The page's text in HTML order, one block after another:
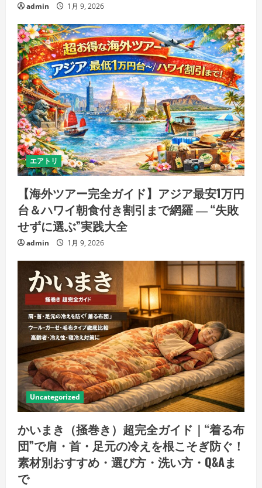
admin 1月 9, 2026
エアトリ
【海外ツアー完全ガイド】アジア最安1万円
台＆ハワイ朝食付き割引まで網羅 ― “失敗
せずに選ぶ”実践大全
admin 1月 9, 2026
Uncategorized
かいまき（掻巻き）超完全ガイド｜“着る布
団”で肩・首・足元の冷えを根こそぎ防ぐ！
素材別おすすめ・選び方・洗い方・Q&Aま
で